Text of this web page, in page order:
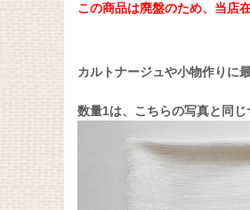
この商品は廃盤のため、当店
カルトナージュや小物作りに
数量1は、こちらの写真と同じ